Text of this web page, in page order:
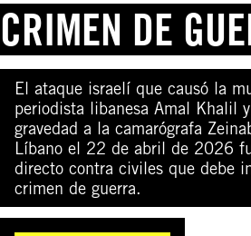
CRIMEN DE
El ataque israelí que causó la
periodista libanesa Amal Khalil
gravedad a la camarógrafa
Líbano el 22 de abril de 2026
directo contra civiles que debe
crimen de guerra.